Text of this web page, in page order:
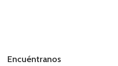
Encuéntranos